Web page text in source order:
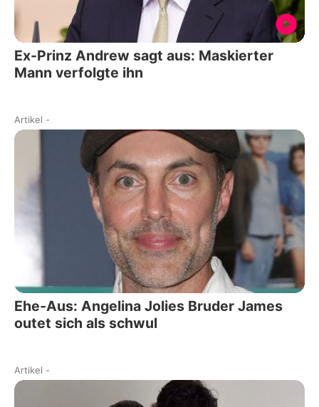
Ex-Prinz Andrew sagt aus: Maskierter
Mann verfolgte ihn
Artikel -
Ehe-Aus: Angelina Jolies Bruder James
outet sich als schwul
Artikel -